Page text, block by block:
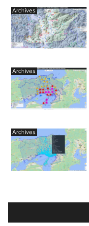
Archives
Archives
Archives